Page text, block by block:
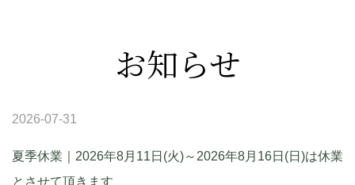
お知らせ
2026-07-31
夏季休業｜2026年8月11日(火)～2026年8月16日(日)は休業
とさせて頂きます